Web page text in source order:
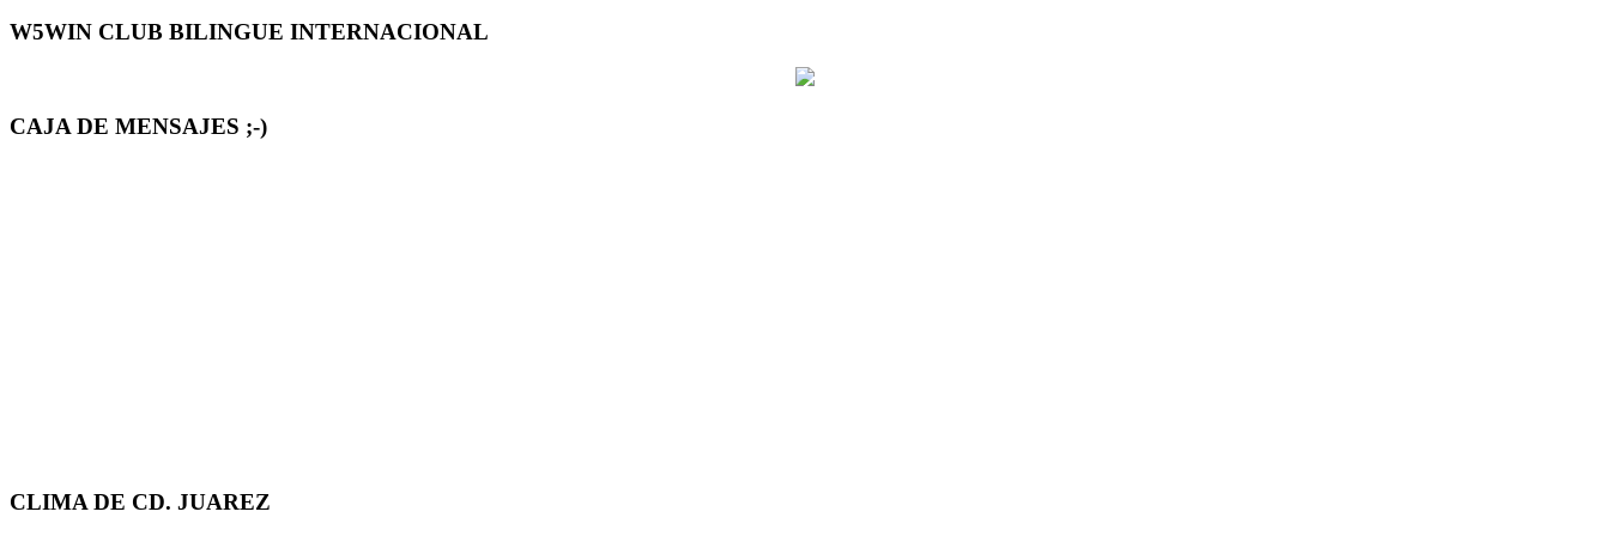
W5WIN CLUB BILINGUE INTERNACIONAL
CAJA DE MENSAJES ;-)
CLIMA DE CD. JUAREZ